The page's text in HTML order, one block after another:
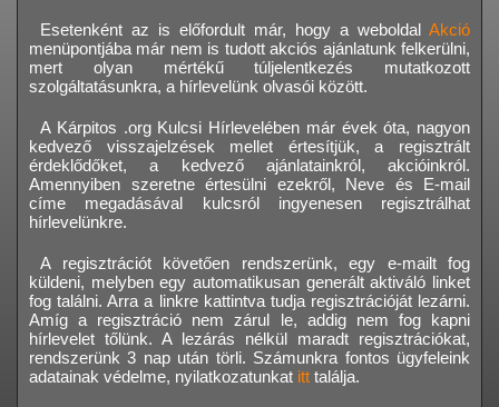
Esetenként az is előfordult már, hogy a weboldal Akció
menüpontjába már nem is tudott akciós ajánlatunk felkerülni,
mert olyan mértékű túljelentkezés mutatkozott
szolgáltatásunkra, a hírlevelünk olvasói között.
A Kárpitos .org Kulcsi Hírlevelében már évek óta, nagyon
kedvező visszajelzések mellet értesítjük, a regisztrált
érdeklődőket, a kedvező ajánlatainkról, akcióinkról.
Amennyiben szeretne értesülni ezekről, Neve és E-mail
címe megadásával kulcsról ingyenesen regisztrálhat
hírlevelünkre.
A regisztrációt követően rendszerünk, egy e-mailt fog
küldeni, melyben egy automatikusan generált aktiváló linket
fog találni. Arra a linkre kattintva tudja regisztrációját lezárni.
Amíg a regisztráció nem zárul le, addig nem fog kapni
hírlevelet tőlünk. A lezárás nélkül maradt regisztrációkat,
rendszerünk 3 nap után törli. Számunkra fontos ügyfeleink
adatainak védelme, nyilatkozatunkat itt találja.